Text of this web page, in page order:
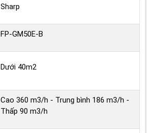
Sharp
FP-GM50E-B
Dưới 40m2
Cao 360 m3/h - Trung bình 186 m3/h -
Thấp 90 m3/h